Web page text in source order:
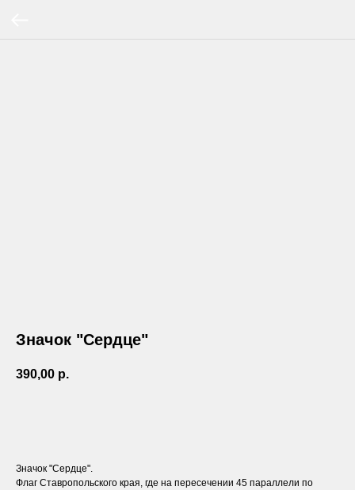
Значок "Сердце"
390,00 р.
Значок "Сердце".
Флаг Ставропольского края, где на пересечении 45 параллели по